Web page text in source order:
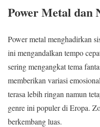
Power Metal dan
Power metal menghadirkan
ini mengandalkan tempo
sering mengangkat tema
memberikan variasi
terasa lebih ringan namun
genre ini populer di Eropa.
berkembang luas.